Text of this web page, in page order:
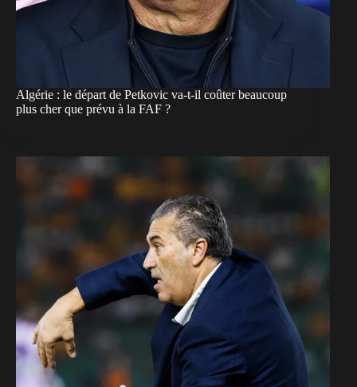
Algérie : le départ de Petkovic va-t-il coûter beaucoup
plus cher que prévu à la FAF ?